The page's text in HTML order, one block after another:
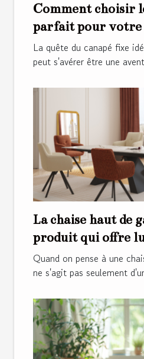
Comment choisir
parfait pour votre
La quête du canapé fixe
peut s'avérer être une
La chaise haut de
produit qui offre
Quand on pense à une
ne s'agit pas seulement